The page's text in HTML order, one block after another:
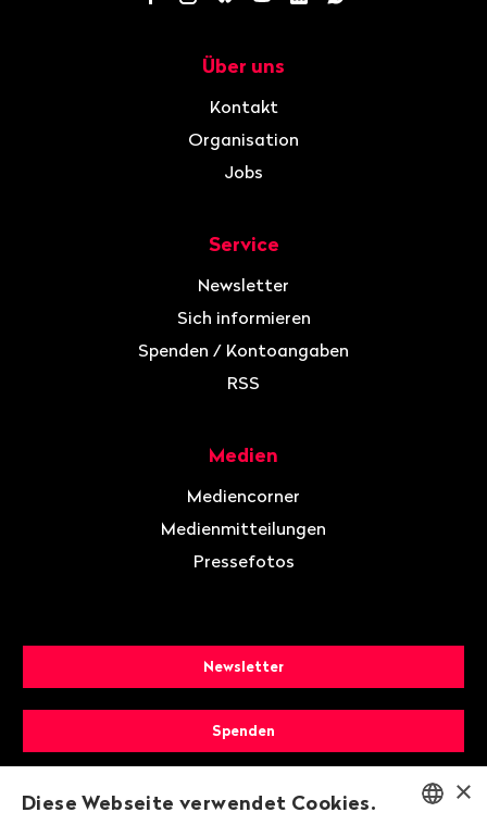
Über uns
Kontakt
Organisation
Jobs
Service
Newsletter
Sich informieren
Spenden / Kontoangaben
RSS
Medien
Mediencorner
Medienmitteilungen
Pressefotos
Newsletter
Spenden
Mitglied werden ×
Diese Webseite verwendet Cookies.